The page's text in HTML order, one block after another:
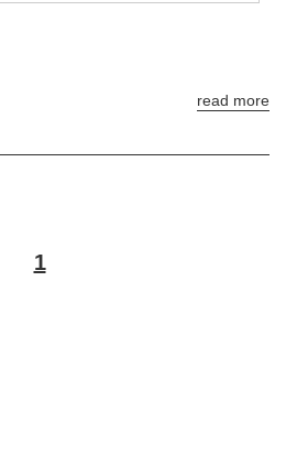
read more
1